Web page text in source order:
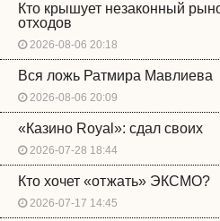
Кто крышует незаконный
отходов
2026-08-06 20:18
Вся ложь Ратмира Мавлиева
2026-08-06 20:09
«Казино Royal»: сдал своих
2026-07-28 18:44
Кто хочет «отжать» ЭКСМО?
2026-07-17 14:45